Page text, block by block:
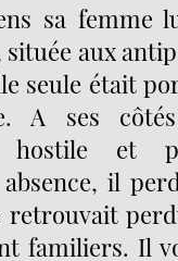
sa femme
aux
seule était
A ses
hostile et
il
retrouvait
familiers. Il